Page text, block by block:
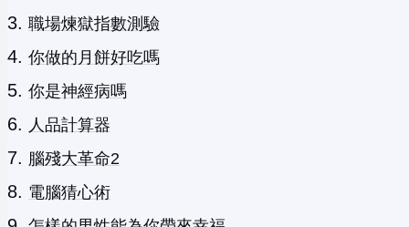
職場煉獄指數測驗
你做的月餅好吃嗎
你是神經病嗎
人品計算器
腦殘大革命2
電腦猜心術